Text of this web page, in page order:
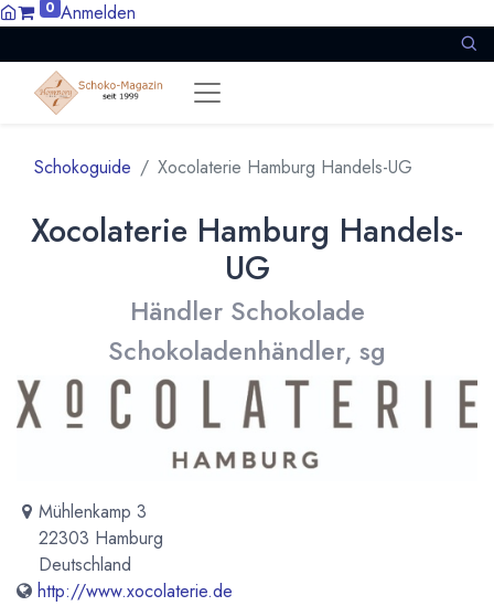
0 Anmelden
Schokoguide Xocolaterie Hamburg Handels-UG
Xocolaterie Hamburg Handels-
UG
Händler Schokolade
Schokoladenhändler, sg
Mühlenkamp 3
22303 Hamburg
Deutschland
http://www.xocolaterie.de